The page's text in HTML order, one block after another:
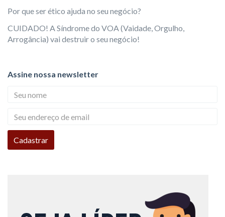
Por que ser ético ajuda no seu negócio?
CUIDADO! A Síndrome do VOA (Vaidade, Orgulho,
Arrogância) vai destruir o seu negócio!
Assine nossa newsletter